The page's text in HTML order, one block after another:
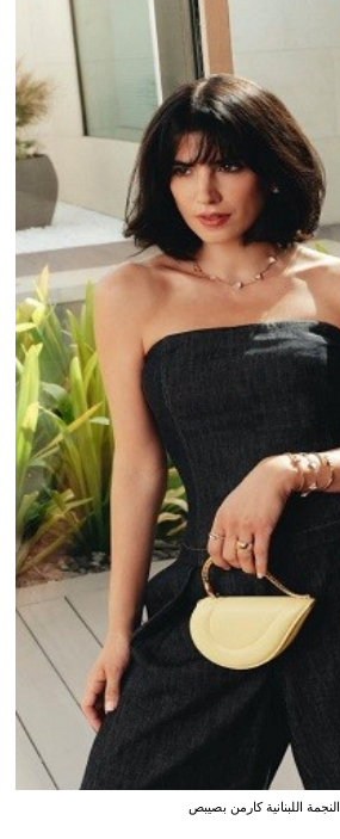
النجمة اللبنانية كارمن بصيبص